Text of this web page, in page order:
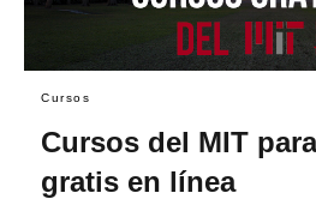
Cursos
Cursos del MIT
gratis en línea